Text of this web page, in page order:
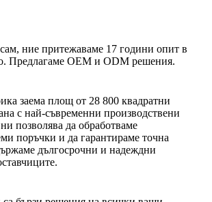
ние притежаваме 17 години опит в
Предлагаме OEM и ODM решения.
заема площ от 28 800 квадратни
с най-съвременни производствени
позволява да обработваме
поръчки и да гарантираме точна
дългосрочни и надеждни